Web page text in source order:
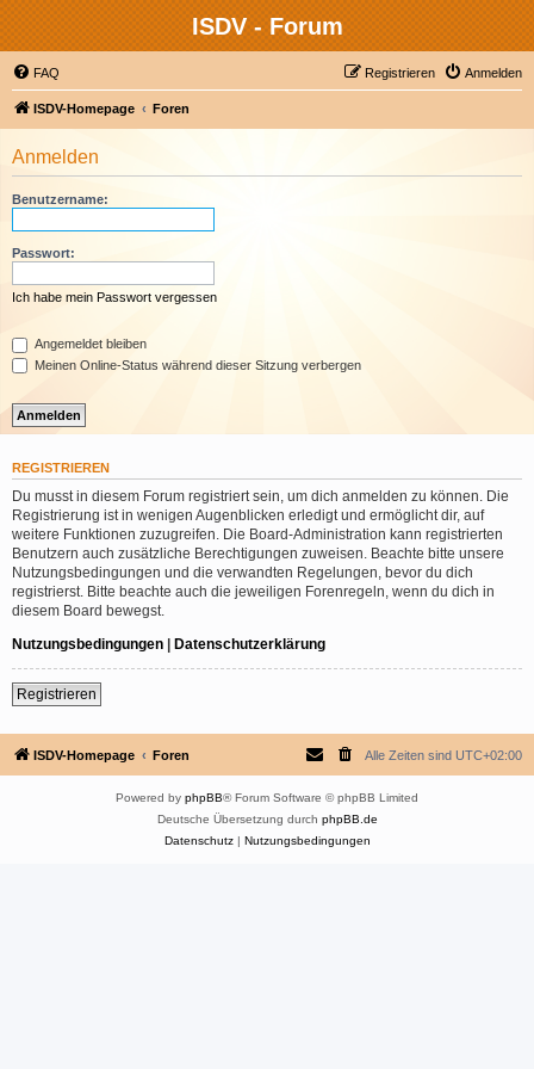
ISDV - Forum
FAQ Anmelden
Registrieren
ISDV-Homepage Foren
Anmelden
Benutzername:
Passwort:
Ich habe mein Passwort vergessen
Angemeldet bleiben
Meinen Online-Status während dieser Sitzung verbergen
REGISTRIEREN
Du musst in diesem Forum registriert sein, um dich anmelden zu können. Die
Registrierung ist in wenigen Augenblicken erledigt und ermöglicht dir, auf
weitere Funktionen zuzugreifen. Die Board-Administration kann registrierten
Benutzern auch zusätzliche Berechtigungen zuweisen. Beachte bitte unsere
Nutzungsbedingungen und die verwandten Regelungen, bevor du dich
registrierst. Bitte beachte auch die jeweiligen Forenregeln, wenn du dich in
diesem Board bewegst.
Nutzungsbedingungen | Datenschutzerklärung
Registrieren
ISDV-Homepage Foren Alle Zeiten sind UTC+02:00
Powered by phpBB® Forum Software © phpBB Limited
Deutsche Übersetzung durch phpBB.de
Datenschutz| Nutzungsbedingungen